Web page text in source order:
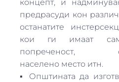
концепт, и
предрасуди кон
останатите
кои ги имаат
попреченост,
населено место итн.
▪ Општината да